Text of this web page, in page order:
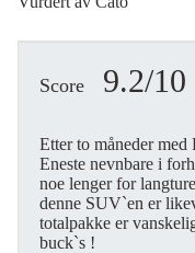
Score 9.2/10
Etter to måneder
Eneste nevnbare i
noe lenger for
denne SUV`en er
totalpakke er
buck`s !